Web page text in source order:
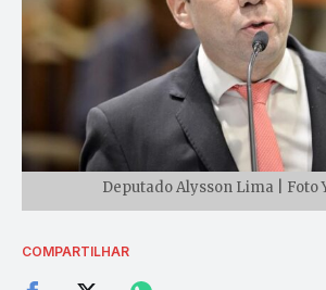
Deputado Alysson Lima | Foto
COMPARTILHAR